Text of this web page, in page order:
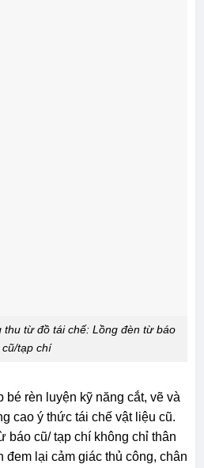
thu từ đồ tái chế: Lồng đèn từ báo
cũ/tạp chí
bé rèn luyện kỹ năng cắt, vẽ và
cao ý thức tái chế vật liệu cũ.
báo cũ/ tạp chí không chỉ thân
đem lại cảm giác thủ công, chân